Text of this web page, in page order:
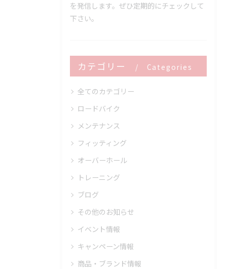
を発信します。ぜひ定期的にチェックして
下さい。
カテゴリー Categories
全てのカテゴリー
ロードバイク
メンテナンス
フィッティング
オーバーホール
トレーニング
ブログ
その他のお知らせ
イベント情報
キャンペーン情報
商品・ブランド情報